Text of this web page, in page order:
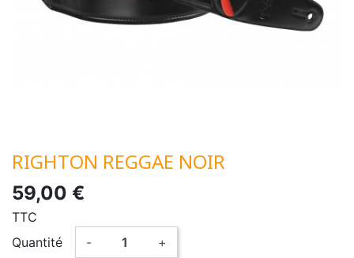
RIGHTON REGGAE NOIR
59,00 €
TTC
Quantité
- +